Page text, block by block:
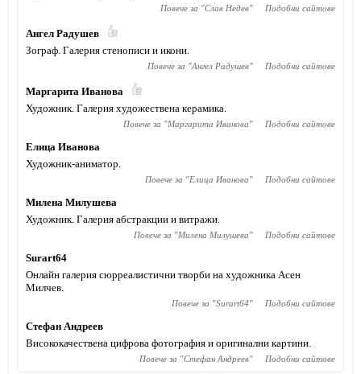
Повече за "Слав Недев" Подобни сайтове
Ангел Радушев
Зограф. Галерия стенописи и икони.
Повече за "Ангел Радушев" Подобни сайтове
Маргарита Иванова
Художник. Галерия художествена керамика.
Повече за "Маргарита Иванова" Подобни сайтове
Елица Иванова
Художник-аниматор.
Повече за "Елица Иванова" Подобни сайтове
Милена Милушева
Художник. Галерия абстракции и витражи.
Повече за "Милена Милушева" Подобни сайтове
Surart64
Онлайн галерия сюрреалистични творби на художника Асен
Милчев.
Повече за "Surart64" Подобни сайтове
Стефан Андреев
Висококачествена цифрова фотография и оригинални картини.
Повече за "Стефан Андреев" Подобни сайтове